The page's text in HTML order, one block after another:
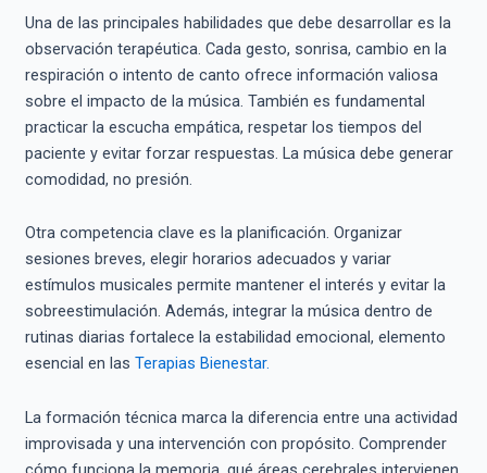
Una de las principales habilidades que debe desarrollar es la
observación terapéutica. Cada gesto, sonrisa, cambio en la
respiración o intento de canto ofrece información valiosa
sobre el impacto de la música. También es fundamental
practicar la escucha empática, respetar los tiempos del
paciente y evitar forzar respuestas. La música debe generar
comodidad, no presión.
Otra competencia clave es la planificación. Organizar
sesiones breves, elegir horarios adecuados y variar
estímulos musicales permite mantener el interés y evitar la
sobreestimulación. Además, integrar la música dentro de
rutinas diarias fortalece la estabilidad emocional, elemento
esencial en las Terapias Bienestar.
La formación técnica marca la diferencia entre una actividad
improvisada y una intervención con propósito. Comprender